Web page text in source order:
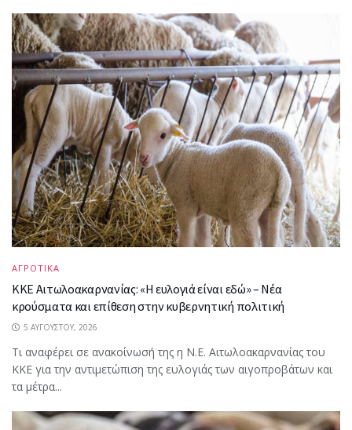
ΑΓΡΟΤΙΚΑ
ΚΚΕ Αιτωλοακαρνανίας: «Η ευλογιά είναι εδώ» – Νέα
κρούσματα και επίθεση στην κυβερνητική πολιτική
5 ΑΥΓΟΎΣΤΟΥ, 2026
Τι αναφέρει σε ανακοίνωσή της η Ν.Ε. Αιτωλοακαρνανίας του
ΚΚΕ για την αντιμετώπιση της ευλογιάς των αιγοπροβάτων και
τα μέτρα...